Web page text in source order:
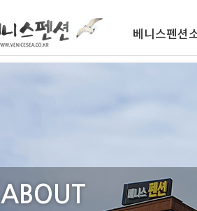
베니스펜션
ABOUT